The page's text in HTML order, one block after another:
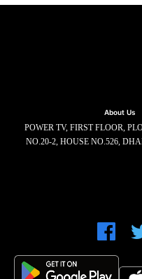
About Us
POWER TV, FIRST FLOOR,
NO.20-2, HOUSE NO.526,